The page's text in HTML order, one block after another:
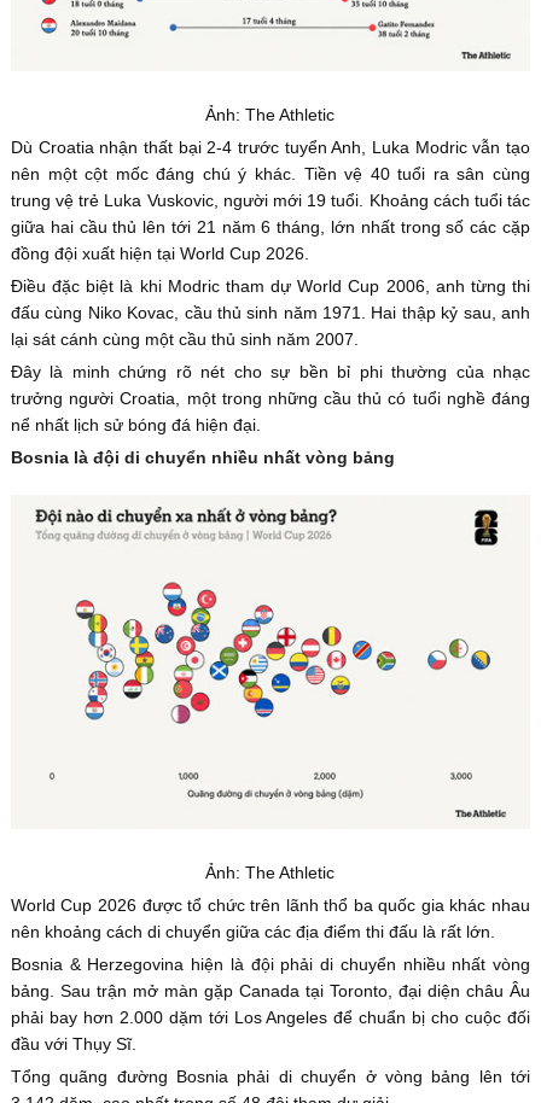
Ảnh: The Athletic
Dù Croatia nhận thất bại 2-4 trước tuyển Anh, Luka Modric vẫn tạo
nên một cột mốc đáng chú ý khác. Tiền vệ 40 tuổi ra sân cùng
trung vệ trẻ Luka Vuskovic, người mới 19 tuổi. Khoảng cách tuổi tác
giữa hai cầu thủ lên tới 21 năm 6 tháng, lớn nhất trong số các cặp
đồng đội xuất hiện tại World Cup 2026.
Điều đặc biệt là khi Modric tham dự World Cup 2006, anh từng thi
đấu cùng Niko Kovac, cầu thủ sinh năm 1971. Hai thập kỷ sau, anh
lại sát cánh cùng một cầu thủ sinh năm 2007.
Đây là minh chứng rõ nét cho sự bền bỉ phi thường của nhạc
trưởng người Croatia, một trong những cầu thủ có tuổi nghề đáng
nể nhất lịch sử bóng đá hiện đại.
Bosnia là đội di chuyển nhiều nhất vòng bảng
Ảnh: The Athletic
World Cup 2026 được tổ chức trên lãnh thổ ba quốc gia khác nhau
nên khoảng cách di chuyển giữa các địa điểm thi đấu là rất lớn.
Bosnia & Herzegovina hiện là đội phải di chuyển nhiều nhất vòng
bảng. Sau trận mở màn gặp Canada tại Toronto, đại diện châu Âu
phải bay hơn 2.000 dặm tới Los Angeles để chuẩn bị cho cuộc đối
đầu với Thụy Sĩ.
Tổng quãng đường Bosnia phải di chuyển ở vòng bảng lên tới